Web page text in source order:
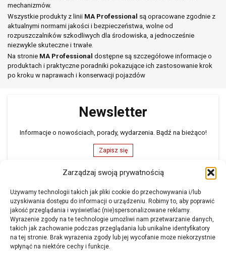
Zarządzaj swoją prywatnością
Używamy technologii takich jak pliki cookie do przechowywania i/lub
uzyskiwania dostępu do informacji o urządzeniu. Robimy to, aby poprawić
jakość przeglądania i wyświetlać (nie)spersonalizowane reklamy.
Wyrażenie zgody na te technologie umożliwi nam przetwarzanie danych,
takich jak zachowanie podczas przeglądania lub unikalne identyfikatory
na tej stronie. Brak wyrażenia zgody lub jej wycofanie może niekorzystnie
wpłynąć na niektóre cechy i funkcje.
mechanizmów.
Wszystkie produkty z linii MA Professional są opracowane zgodnie z
aktualnymi normami jakości i bezpieczeństwa, wolne od
rozpuszczalników szkodliwych dla środowiska, a jednocześnie
niezwykle skuteczne i trwałe.
Na stronie MA Professional dostępne są szczegółowe informacje o
produktach i praktyczne poradniki pokazujące ich zastosowanie krok
po kroku w naprawach i konserwacji pojazdów
Newsletter
Informacje o nowościach, porady, wydarzenia. Bądź na bieżąco!
Zapisz się
Formularz kontaktowy
Masz pytania? Chcesz wiedzieć więcej na temat naszej oferty?
Napisz do nas